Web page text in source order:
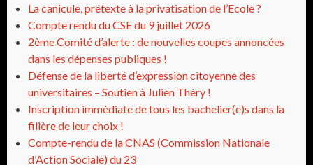
La canicule, prétexte à la privatisation de l’Ecole ?
Compte rendu du CSE du 9 juillet 2026
2ème Comité d’alerte : de nouvelles coupes annoncées
dans les dépenses publiques !
Défense de la liberté d’expression citoyenne des
universitaires – Soutien à Julien Théry !
Inscription immédiate de tous les bachelier(e)s dans la
filière de leur choix !
Compte-rendu de la CNAS (Commission Nationale
d’Action Sociale) du 23